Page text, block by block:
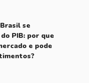
se
PIB: por que
e pode